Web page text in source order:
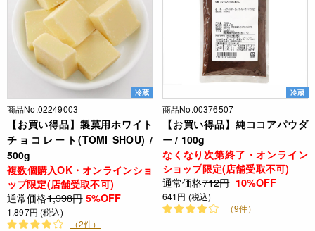
冷蔵
商品No.02249003
【お買い得品】製菓用ホワイト
チョコレート(TOMI SHOU) /
500g
複数個購入OK・オンラインショ
ップ限定(店舗受取不可)
通常価格1,998円 5%OFF
1,897円 (税込)
（2件）
冷蔵
商品No.00376507
【お買い得品】純ココアパウダ
ー / 100g
なくなり次第終了・オンライン
ショップ限定(店舗受取不可)
通常価格712円 10%OFF
641円 (税込)
（9件）